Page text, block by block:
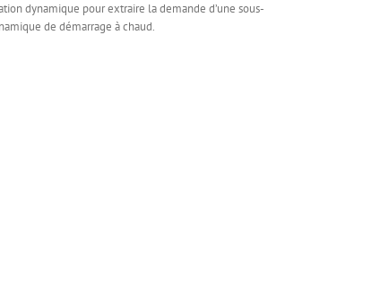
dynamique pour extraire la demande d’une sous-
de démarrage à chaud.